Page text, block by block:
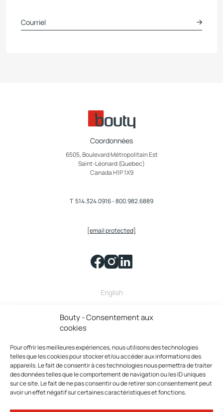
Bouty - Consentement aux
cookies
Pour offrir les meilleures expériences, nous utilisons des technologies
telles que les cookies pour stocker et/ou accéder aux informations des
appareils. Le fait de consentir à ces technologies nous permettra de traiter
des données telles que le comportement de navigation ou les ID uniques
sur ce site. Le fait de ne pas consentir ou de retirer son consentement peut
avoir un effet négatif sur certaines caractéristiques et fonctions.
Coordonnées
6505, Boulevard Métropolitain Est
Saint-Léonard (Quebec)
Canada H1P 1X9
T 514.324.0916-800.982.6889
[email protected]
English
Bouty fait partie de la famille